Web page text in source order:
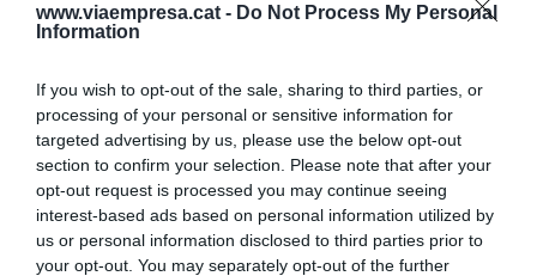
www.viaempresa.cat - Do Not Process My Personal
Information
If you wish to opt-out of the sale, sharing to third parties, or
processing of your personal or sensitive information for
targeted advertising by us, please use the below opt-out
section to confirm your selection. Please note that after your
opt-out request is processed you may continue seeing
interest-based ads based on personal information utilized by
us or personal information disclosed to third parties prior to
your opt-out. You may separately opt-out of the further
generalmente optimistas, ya que a nadie le gusta
no puede enseñarles. ¿Saben por qué? Pues
porque, como en todos estos eventos, las cifras
no salen sin la subvención pública. Ya les he dicho
que se trata de populismo político. Y populismo
significa también que la gente no está dispuesta a
aceptar que la operación nos cuesta dinero.